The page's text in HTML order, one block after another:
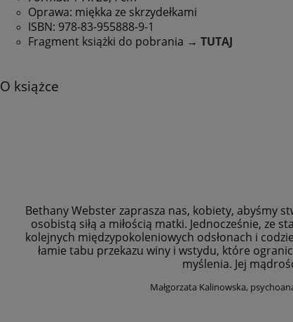
Oprawa: miękka ze skrzydełkami
ISBN: 978-83-955888-9-1
Fragment książki do pobrania → TUTAJ
O książce
Bethany Webster zaprasza nas, kobiety, abyśmy
osobistą siłą a miłością matki. Jednocześnie, ze
kolejnych międzypokoleniowych odsłonach i
łamie tabu przekazu winy i wstydu, które
myślenia. Jej
Małgorzata Kalinowska,